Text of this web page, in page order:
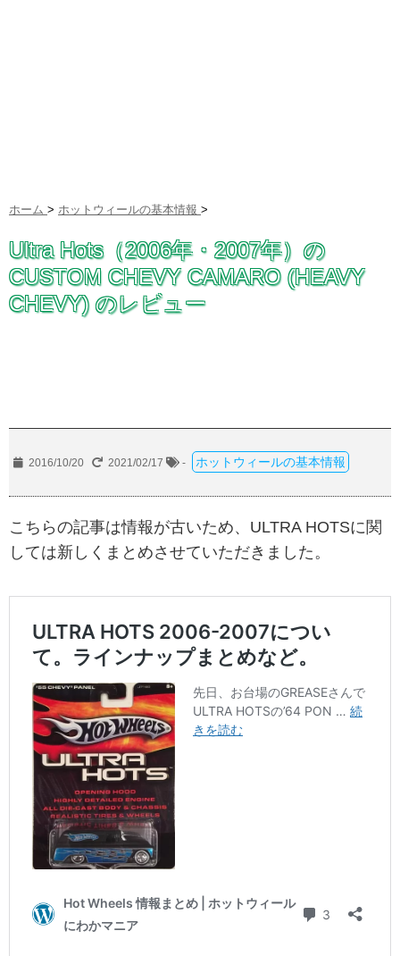
ホーム > ホットウィールの基本情報 >
Ultra Hots（2006年・2007年）の
CUSTOM CHEVY CAMARO (HEAVY
CHEVY) のレビュー
2016/10/20 2021/02/17 - ホットウィールの基本情報
こちらの記事は情報が古いため、ULTRA HOTSに関
しては新しくまとめさせていただきました。